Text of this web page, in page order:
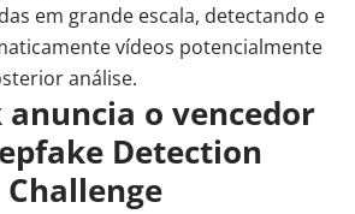
em grande escala, detectando e
vídeos potencialmente
análise.
anuncia o vencedor
Detection
Challenge